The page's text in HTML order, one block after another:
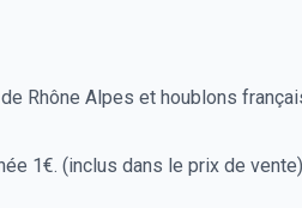
Rhône Alpes et houblons
1€. (inclus dans le prix de vente)